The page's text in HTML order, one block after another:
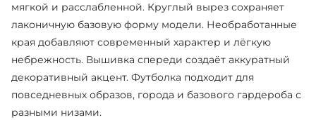
мягкой и расслабленной. Круглый вырез сохраняет
лаконичную базовую форму модели. Необработанные
края добавляют современный характер и лёгкую
небрежность. Вышивка спереди создаёт аккуратный
декоративный акцент. Футболка подходит для
повседневных образов, города и базового гардероба с
разными низами.